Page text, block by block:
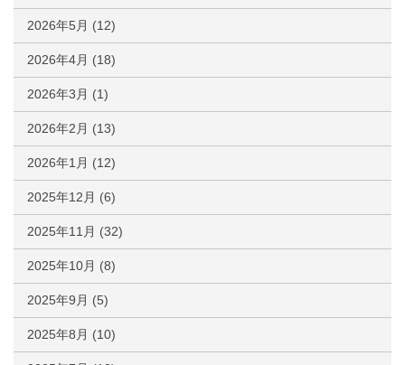
2026年5月 (12)
2026年4月 (18)
2026年3月 (1)
2026年2月 (13)
2026年1月 (12)
2025年12月 (6)
2025年11月 (32)
2025年10月 (8)
2025年9月 (5)
2025年8月 (10)